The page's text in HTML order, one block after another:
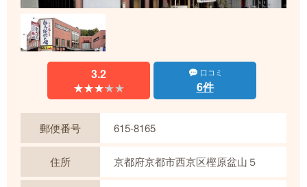
3.2
★★★★★
★★★★★
口コミ
6件
郵便番号 615-8165
住所 京都府京都市西京区樫原盆山５